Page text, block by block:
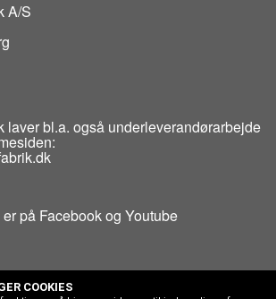
A/S
laver bl.a. også underleverandørarbejde
på Facebook og Youtube
COOKIES